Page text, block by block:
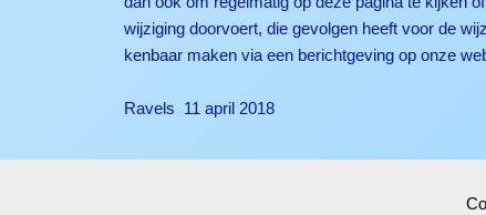
wijziging doorvoert, die gevolgen heeft voor de
kenbaar maken via een berichtgeving op onze
Ravels 11 april 2018